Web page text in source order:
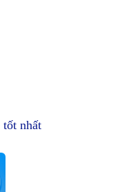
tốt nhất